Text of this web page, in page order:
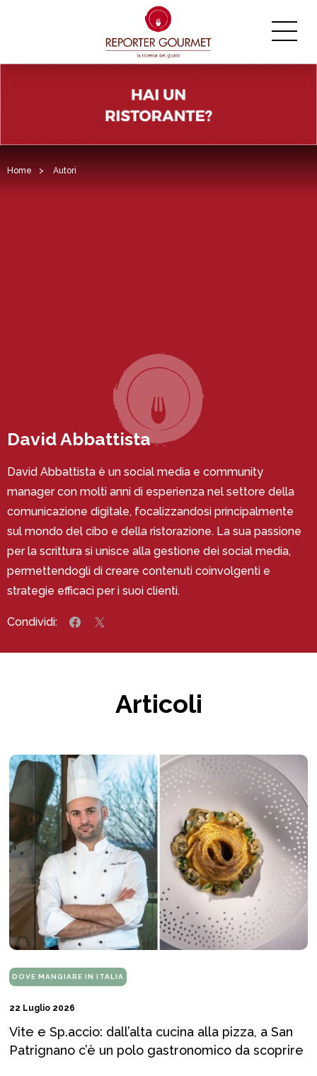
Home > Autori
David Abbattista
David Abbattista è un social media e community
manager con molti anni di esperienza nel settore della
comunicazione digitale, focalizzandosi principalmente
sul mondo del cibo e della ristorazione. La sua passione
per la scrittura si unisce alla gestione dei social media,
permettendogli di creare contenuti coinvolgenti e
strategie efficaci per i suoi clienti.
Condividi:
Articoli
DOVE MANGIARE IN ITALIA
22 Luglio 2026
Vite e Sp.accio: dall’alta cucina alla pizza, a San
Patrignano c’è un polo gastronomico da scoprire